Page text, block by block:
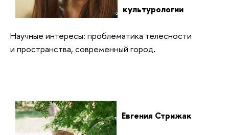
культурологии
Научные интересы: проблематика телесности
и пространства, современный город.
Евгения Стрижак